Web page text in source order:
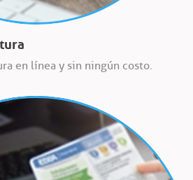
en línea y sin ningún costo.